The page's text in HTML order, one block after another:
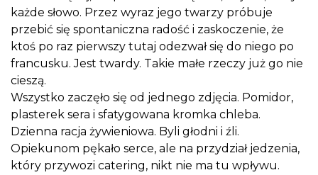
każde słowo. Przez wyraz jego twarzy próbuje
przebić się spontaniczna radość i zaskoczenie, że
ktoś po raz pierwszy tutaj odezwał się do niego po
francusku. Jest twardy. Takie małe rzeczy już go nie
cieszą.
Wszystko zaczęło się od jednego zdjęcia. Pomidor,
plasterek sera i sfatygowana kromka chleba.
Dzienna racja żywieniowa. Byli głodni i źli.
Opiekunom pękało serce, ale na przydział jedzenia,
który przywozi catering, nikt nie ma tu wpływu.